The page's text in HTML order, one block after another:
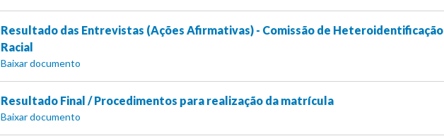
Resultado das Entrevistas (Ações Afirmativas) - Comissão de Heteroidentificação
Racial
Baixar documento
Resultado Final / Procedimentos para realização da matrícula
Baixar documento